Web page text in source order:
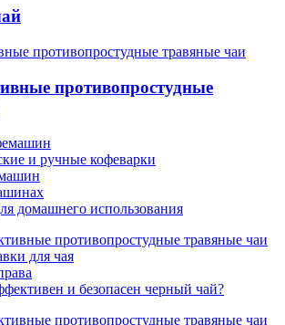
противопростудные
и ручные кофеварки
домашнего использования
противопростудные травяные чаи
для чая
и безопасен черный чай?
противопростудные травяные чаи